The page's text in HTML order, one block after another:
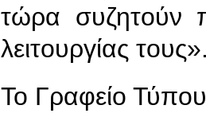
τώρα συζητούν
λειτουργίας
To Γραφείο Τύπου